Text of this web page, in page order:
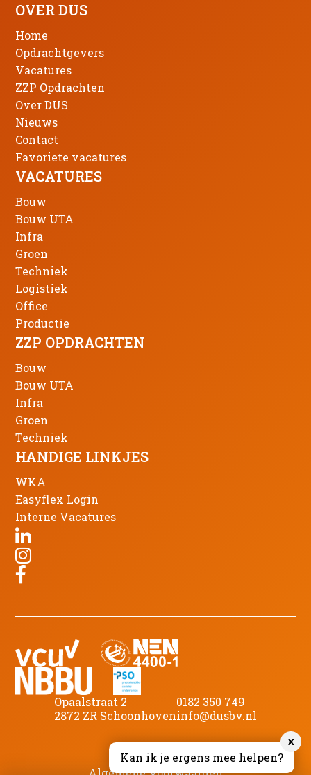
x
Kan ik je ergens mee helpen?
OVER DUS
Home
Opdrachtgevers
Vacatures
ZZP Opdrachten
Over DUS
Nieuws
Contact
Favoriete vacatures
VACATURES
Bouw
Bouw UTA
Infra
Groen
Techniek
Logistiek
Office
Productie
ZZP OPDRACHTEN
Bouw
Bouw UTA
Infra
Groen
Techniek
HANDIGE LINKJES
WKA
Easyflex Login
Interne Vacatures
Opaalstraat 2
2872 ZR Schoonhoven
0182 350 749
info@dusbv.nl
©2026DUS B.V.